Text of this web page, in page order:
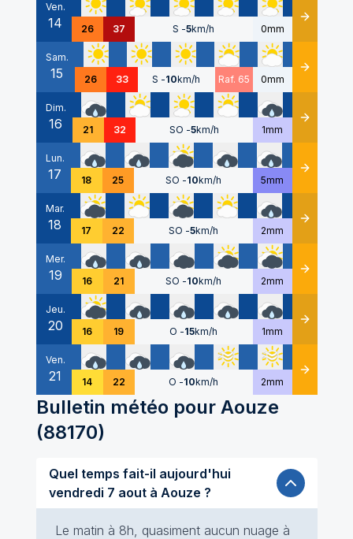
Ven.
14 26 37 S -5km/h 0mm Détails
Sam.
15 26 33 S -10km/h Raf. 65 0mm Détails
Dim.
16 21 32 SO -5km/h 1mm Détails
Lun.
17 18 25 SO -10km/h 5mm Détails
Mar.
18 17 22 SO -5km/h 2mm Détails
Mer.
19 16 21 SO -10km/h 2mm Détails
Jeu.
20 16 19 O -15km/h 1mm Détails
Ven.
21 14 22 O -10km/h 2mm Détails
Bulletin météo pour Aouze
(88170)
Quel temps fait-il aujourd'hui
vendredi 7 aout à Aouze ?
Le matin à 8h, quasiment aucun nuage à